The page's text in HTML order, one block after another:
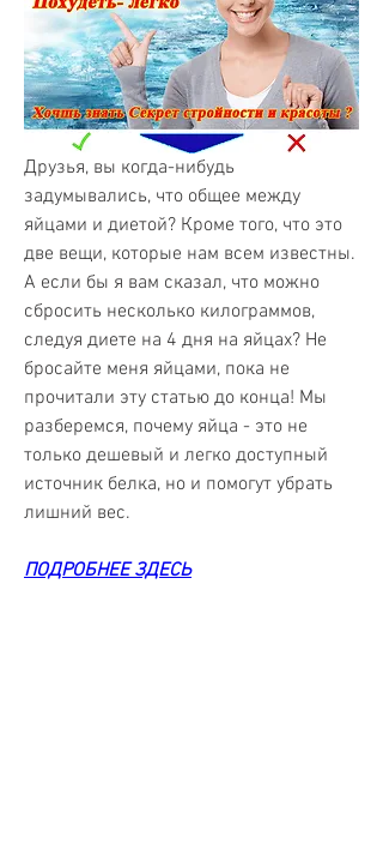
Друзья, вы когда-нибудь
задумывались, что общее между
яйцами и диетой? Кроме того, что это
две вещи, которые нам всем известны.
А если бы я вам сказал, что можно
сбросить несколько килограммов,
следуя диете на 4 дня на яйцах? Не
бросайте меня яйцами, пока не
прочитали эту статью до конца! Мы
разберемся, почему яйца - это не
только дешевый и легко доступный
источник белка, но и помогут убрать
лишний вес.
ПОДРОБНЕЕ ЗДЕСЬ